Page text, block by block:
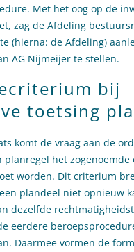
Met het oog op de
zag de Afdeling
(hierna: de Afdeling)
AG Nijmeijer te stellen.
bij
toetsing
komt de vraag aan de
planregel het
worden. Dit criterium
plandeel niet opnieuw
dezelfde
eerdere
Daarmee vormen de